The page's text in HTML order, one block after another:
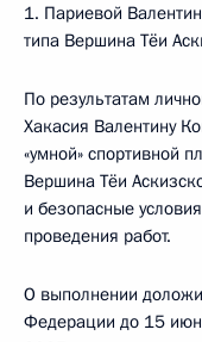
1. Париевой
типа Вершина Тёи
По результатам
Хакасия Валентину
«умной» спортивной
Вершина Тёи
и безопасные
проведения работ.
О выполнении
Федерации до 15